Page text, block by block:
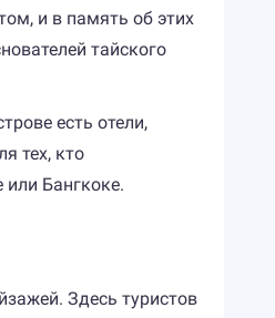
и в память об этих
тайского
есть отели,
тех, кто
Бангкоке.
Здесь туристов